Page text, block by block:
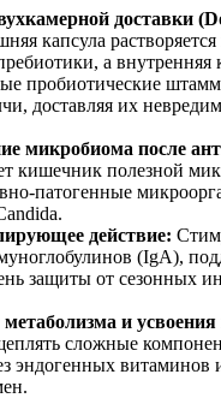
доставки
капсула
а внутренняя
пробиотические
доставляя их
микробиома после
кишечник полезной
патогенные
действие:
(IgA),
защиты от сезонных
и усвоения
сложные
эндогенных витаминов